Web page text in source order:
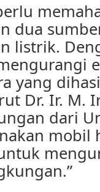
dua
listrik.
yang
Dr. Ir. M.
dari
mobil